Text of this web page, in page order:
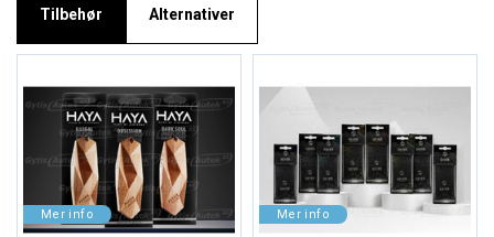
Tilbehør Alternativer